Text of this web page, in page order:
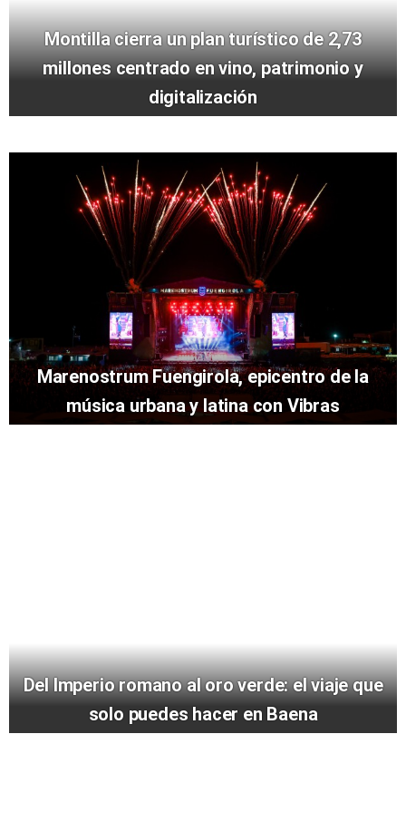
Montilla cierra un plan turístico de 2,73
millones centrado en vino, patrimonio y
digitalización
Marenostrum Fuengirola, epicentro de la
música urbana y latina con Vibras
Del Imperio romano al oro verde: el viaje que
solo puedes hacer en Baena